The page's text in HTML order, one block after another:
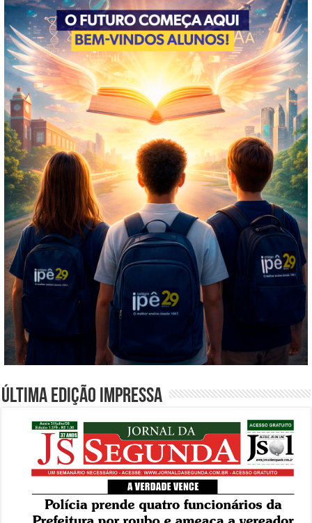
Última edição impressa